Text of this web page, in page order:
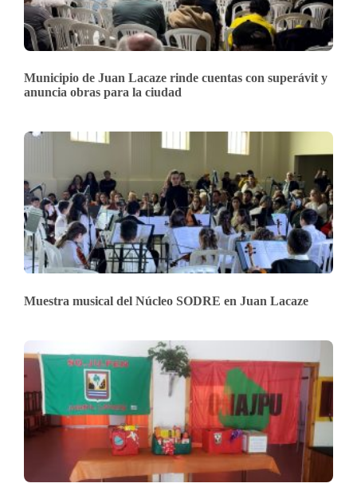
Municipio de Juan Lacaze rinde cuentas con superávit y
anuncia obras para la ciudad
Muestra musical del Núcleo SODRE en Juan Lacaze